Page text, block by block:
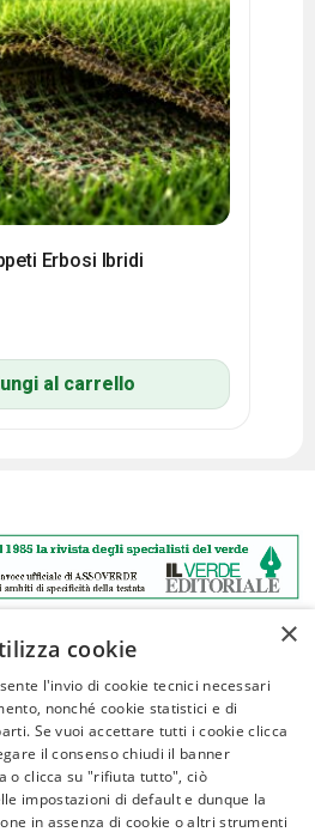
Erbosi Ibridi
al carrello
×
cookie
l'invio di cookie tecnici necessari
nonché cookie statistici e di
Se vuoi accettare tutti i cookie clicca
il consenso chiudi il banner
o clicca su "rifiuta tutto", ciò
impostazioni di default e dunque la
in assenza di cookie o altri strumenti